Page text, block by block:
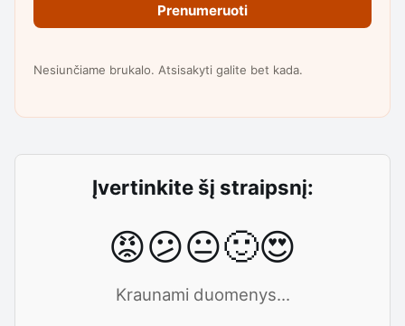
Prenumeruoti
Nesiunčiame brukalo. Atsisakyti galite bet kada.
Įvertinkite šį straipsnį:
😡😕😐🙂😍
Kraunami duomenys...